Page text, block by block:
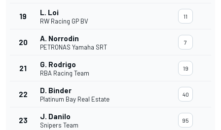
19 L. Loi
RW Racing GP BV
11
20 A. Norrodin
PETRONAS Yamaha SRT
7
21 G. Rodrigo
RBA Racing Team
19
22 D. Binder
Platinum Bay Real Estate
40
23 J. Danilo
Snipers Team
95